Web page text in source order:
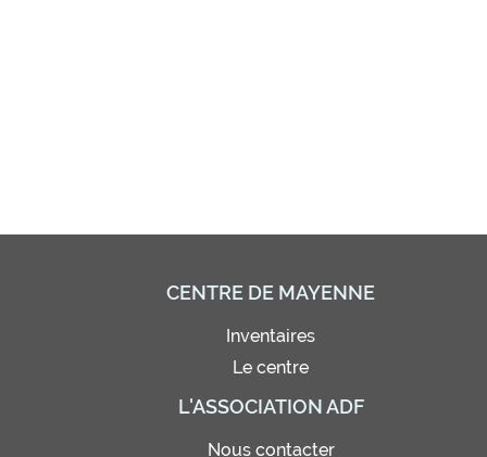
CENTRE DE MAYENNE
Inventaires
Le centre
L'ASSOCIATION ADF
Nous contacter